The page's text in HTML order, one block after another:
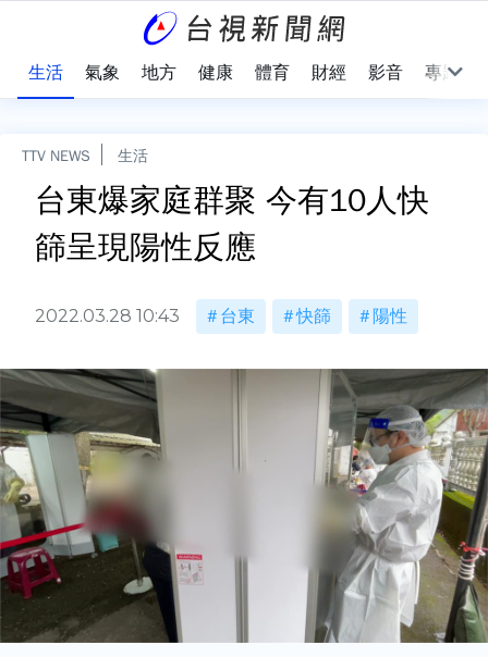
生活 氣象 地方 健康 體育 財經 影音 專題
TTV NEWS 生活
台東爆家庭群聚 今有10人快
篩呈現陽性反應
2022.03.28 10:43 台東 快篩 陽性